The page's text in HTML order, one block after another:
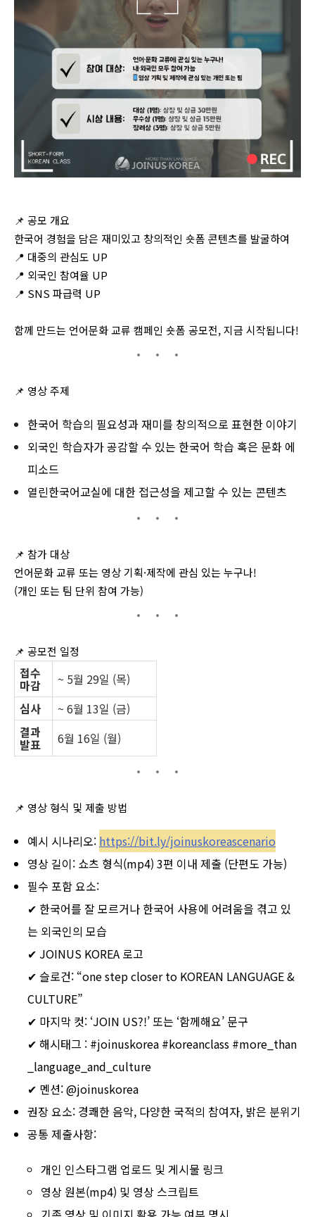
📌 공모 개요
한국어 경험을 담은 재미있고 창의적인 숏폼 콘텐츠를 발굴하여
📍 대중의 관심도 UP
📍 외국인 참여율 UP
📍 SNS 파급력 UP
함께 만드는 언어문화 교류 캠페인 숏폼 공모전, 지금 시작됩니다!
📌 영상주제
한국어 학습의 필요성과 재미를 창의적으로 표현한 이야기
외국인 학습자가 공감할 수 있는 한국어 학습 혹은 문화 에
피소드
열린한국어교실에 대한 접근성을 제고할 수 있는 콘텐츠
📌 참가 대상
언어문화 교류 또는 영상 기획·제작에 관심 있는 누구나!
(개인 또는 팀 단위 참여 가능)
📌 공모전 일정
접수
마감
~ 5월 29일 (목)
심사
~ 6월 13일 (금)
결과
발표 6월 16일 (월)
📌 영상 형식 및 제출 방법
예시 시나리오: https://bit.ly/joinuskoreascenario
영상 길이: 쇼츠 형식(mp4) 3편 이내 제출 (단편도 가능)
필수 포함 요소:
✔ 한국어를 잘 모르거나 한국어 사용에 어려움을 겪고 있
는 외국인의 모습
✔ JOINUS KOREA 로고
✔ 슬로건: “one step closer to KOREAN LANGUAGE &
CULTURE”
✔ 마지막 컷: ‘JOIN US?!’ 또는 ‘함께해요’ 문구
✔ 해시태그 : #joinuskorea #koreanclass #more_than
_language_and_culture
✔ 멘션: @joinuskorea
권장 요소: 경쾌한 음악, 다양한 국적의 참여자, 밝은 분위기
공통 제출사항:
개인 인스타그램 업로드 및 게시물 링크
영상 원본(mp4) 및 영상 스크립트